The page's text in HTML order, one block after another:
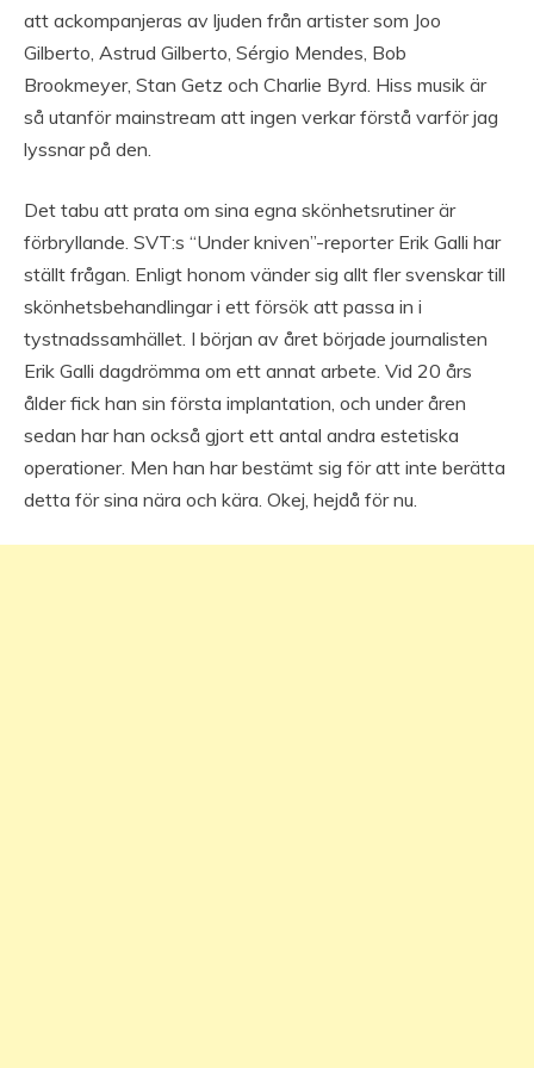
att ackompanjeras av ljuden från artister som Joo
Gilberto, Astrud Gilberto, Sérgio Mendes, Bob
Brookmeyer, Stan Getz och Charlie Byrd. Hiss musik är
så utanför mainstream att ingen verkar förstå varför jag
lyssnar på den.
Det tabu att prata om sina egna skönhetsrutiner är
förbryllande. SVT:s “Under kniven”-reporter Erik Galli har
ställt frågan. Enligt honom vänder sig allt fler svenskar till
skönhetsbehandlingar i ett försök att passa in i
tystnadssamhället. I början av året började journalisten
Erik Galli dagdrömma om ett annat arbete. Vid 20 års
ålder fick han sin första implantation, och under åren
sedan har han också gjort ett antal andra estetiska
operationer. Men han har bestämt sig för att inte berätta
detta för sina nära och kära. Okej, hejdå för nu.